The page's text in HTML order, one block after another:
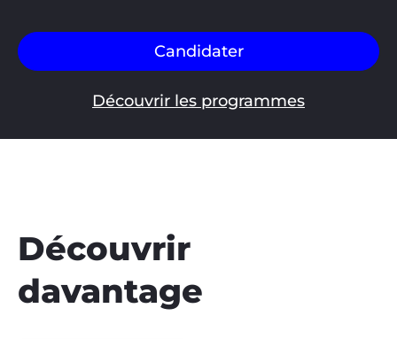
Candidater
Découvrir les programmes
Découvrir
davantage